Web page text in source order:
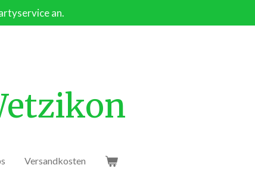
an.
Versandkosten